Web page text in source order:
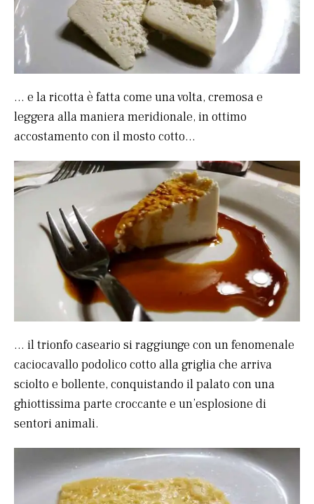
… e la ricotta è fatta come una volta, cremosa e
leggera alla maniera meridionale, in ottimo
accostamento con il mosto cotto…
… il trionfo caseario si raggiunge con un fenomenale
caciocavallo podolico cotto alla griglia che arriva
sciolto e bollente, conquistando il palato con una
ghiottissima parte croccante e un’esplosione di
sentori animali.